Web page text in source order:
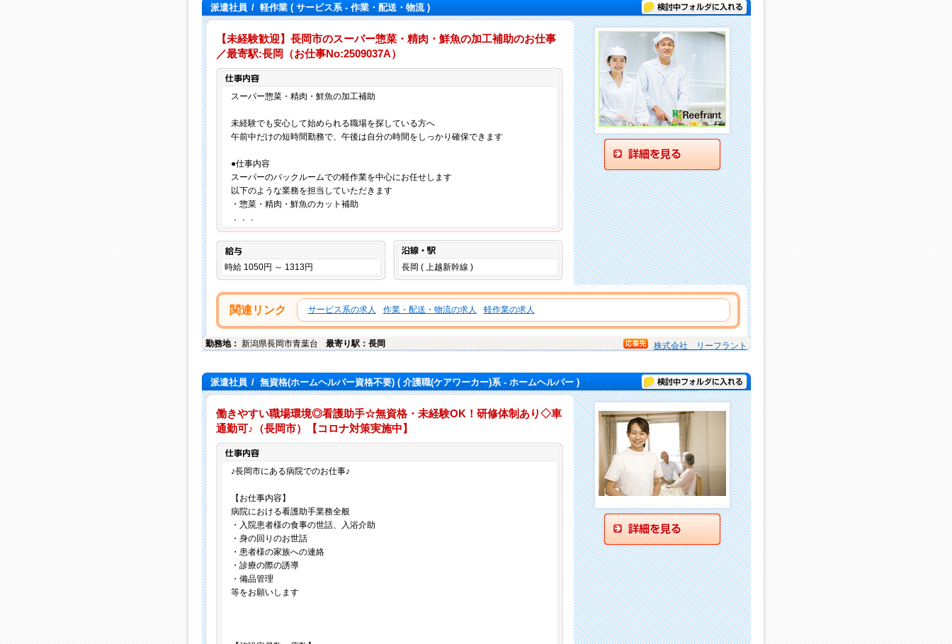
派遣社員 / 軽作業( サービス系 - 作業・配送・物流 ) 検討中フォルダに入れる
【未経験歓迎】長岡市のスーパー惣菜・精肉・鮮魚の加工補助のお仕事
／最寄駅:長岡（お仕事No:2509037A）
スーパー惣菜・精肉・鮮魚の加工補助
未経験でも安心して始められる職場を探している方へ
午前中だけの短時間勤務で、午後は自分の時間をしっかり確保できます
●仕事内容
スーパーのバックルームでの軽作業を中心にお任せします
以下のような業務を担当していただきます
・惣菜・精肉・鮮魚のカット補助
．．．
給与
時給 1050円 ～ 1313円 長岡 ( 上越新幹線 )
関連リンク サービス系の求人 作業・配送・物流の求人 軽作業の求人
勤務地： 新潟県長岡市青葉台 最寄り駅：長岡 株式会社 リーフラント
派遣社員 / 無資格(ホームヘルパー資格不要)( 介護職(ケアワーカー)系 - ホームヘルパー ) 検討中フォルダに入れる
働きやすい職場環境◎看護助手☆無資格・未経験OK！研修体制あり◇車
通勤可♪（長岡市）【コロナ対策実施中】
♪長岡市にある病院でのお仕事♪
【お仕事内容】
病院における看護助手業務全般
・入院患者様の食事の世話、入浴介助
・身の回りのお世話
・患者様の家族への連絡
・診療の際の誘導
・備品管理
等をお願いします